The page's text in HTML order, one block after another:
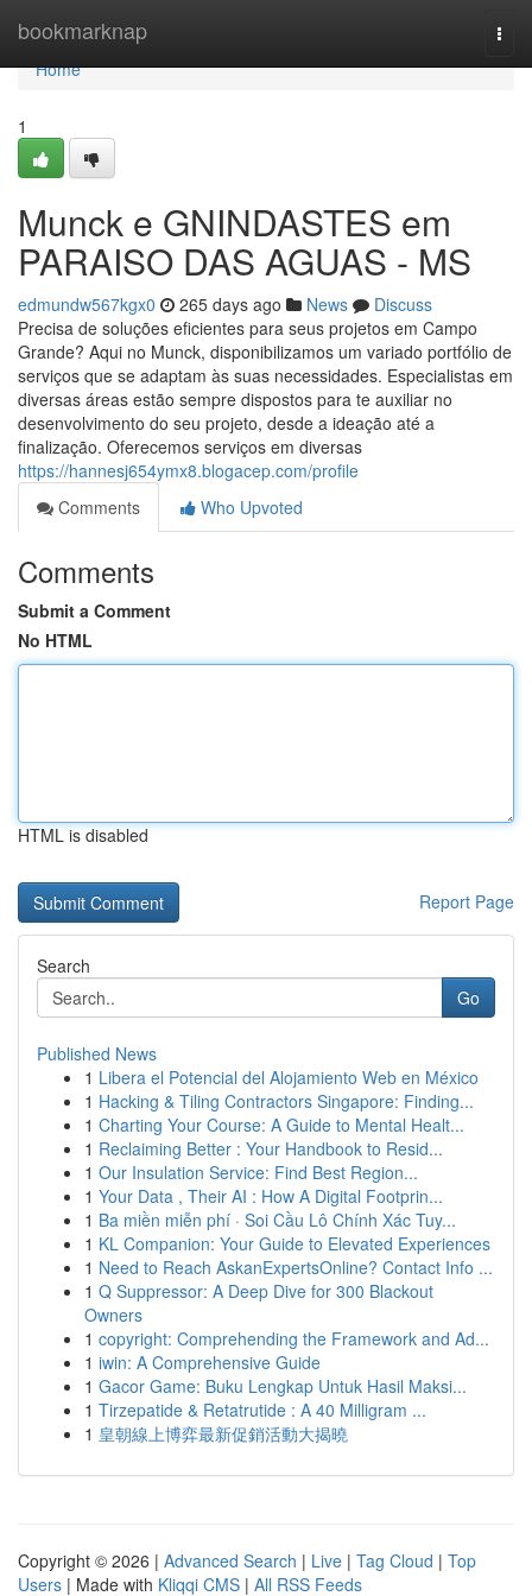
bookmarknap
Home
Home
1
Munck e GNINDASTES em
PARAISO DAS AGUAS - MS
edmundw567kgx0 265 days ago News
Discuss
Precisa de soluções eficientes para seus projetos em Campo
Grande? Aqui no Munck, disponibilizamos um variado portfólio de
serviços que se adaptam às suas necessidades. Especialistas em
diversas áreas estão sempre dispostos para te auxiliar no
desenvolvimento do seu projeto, desde a ideação até a
finalização. Oferecemos serviços em diversas
https://hannesj654ymx8.blogacep.com/profile
Comments
Who Upvoted
Comments
Submit a Comment
No HTML
HTML is disabled
Report Page
Search
Go
Published News
1 Libera el Potencial del Alojamiento Web en México
1 Hacking & Tiling Contractors Singapore: Finding...
1 Charting Your Course: A Guide to Mental Healt...
1 Reclaiming Better : Your Handbook to Resid...
1 Our Insulation Service: Find Best Region...
1 Your Data , Their AI : How A Digital Footprin...
1 Ba miền miễn phí · Soi Cầu Lô Chính Xác Tuy...
1 KL Companion: Your Guide to Elevated Experiences
1 Need to Reach AskanExpertsOnline? Contact Info ...
1 Q Suppressor: A Deep Dive for 300 Blackout
Owners
1 copyright: Comprehending the Framework and Ad...
1 iwin: A Comprehensive Guide
1 Gacor Game: Buku Lengkap Untuk Hasil Maksi...
1 Tirzepatide & Retatrutide : A 40 Milligram ...
1 皇朝線上博弈最新促銷活動大揭曉
Copyright © 2026 | Advanced Search | Live | Tag Cloud | Top
Users | Made with Kliqqi CMS | All RSS Feeds